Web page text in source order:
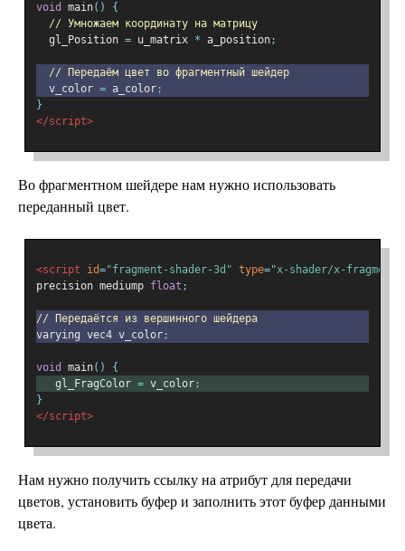
void main()
{
// Умножаем координату на матрицу
  gl_Position
= u_matrix * a_position;
// Передаём цвет во фрагментный шейдер
  v_color
= a_color;
}
</script>
Во фрагментном шейдере нам нужно использовать
переданный цвет.
<script id="fragment-shader-3d" type="x-shader/x-fragment"
precision mediump float ;
// Передаётся из вершинного шейдера
varying vec4 v_color;
void main()
{
   gl_FragColor
= v_color;
}
</script>
Нам нужно получить ссылку на атрибут для передачи
цветов, установить буфер и заполнить этот буфер данными
цвета.